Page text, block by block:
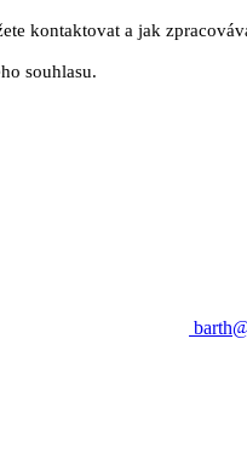
kontaktovat a jak
souhlasu.